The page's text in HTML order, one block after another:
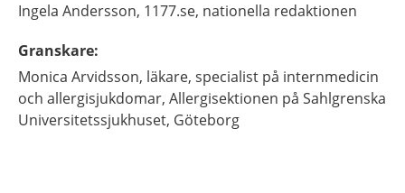
Ingela Andersson, 1177.se, nationella redaktionen
Granskare:
Monica Arvidsson, läkare, specialist på internmedicin
och allergisjukdomar, Allergisektionen på Sahlgrenska
Universitetssjukhuset, Göteborg